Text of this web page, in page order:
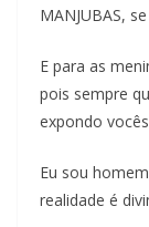
MANJUBAS,
E para as
pois sempre
expondo
Eu sou
realidade é